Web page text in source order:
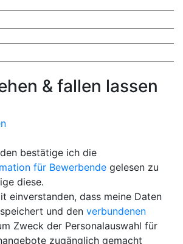
& fallen lassen
bestätige ich die
für Bewerbende gelesen zu
diese.
einverstanden, dass meine Daten
und den verbundenen
Zweck der Personalauswahl für
zugänglich gemacht